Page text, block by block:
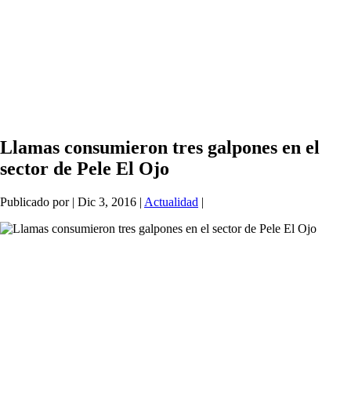
Llamas consumieron tres galpones en el
sector de Pele El Ojo
Publicado por | Dic 3, 2016 | Actualidad |